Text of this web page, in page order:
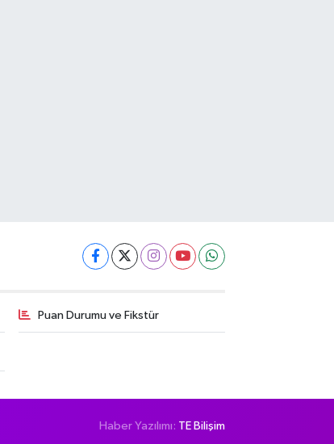
Puan Durumu ve Fikstür
Haber Yazılımı: TE Bilişim